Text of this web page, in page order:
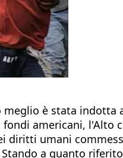
è stata
americani, l'Alto
umani
a quanto